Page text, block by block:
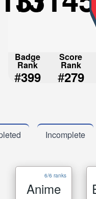
Badge
Rank
#399
Score
Rank
#279
Incomplete
6/6 ranks
Anime